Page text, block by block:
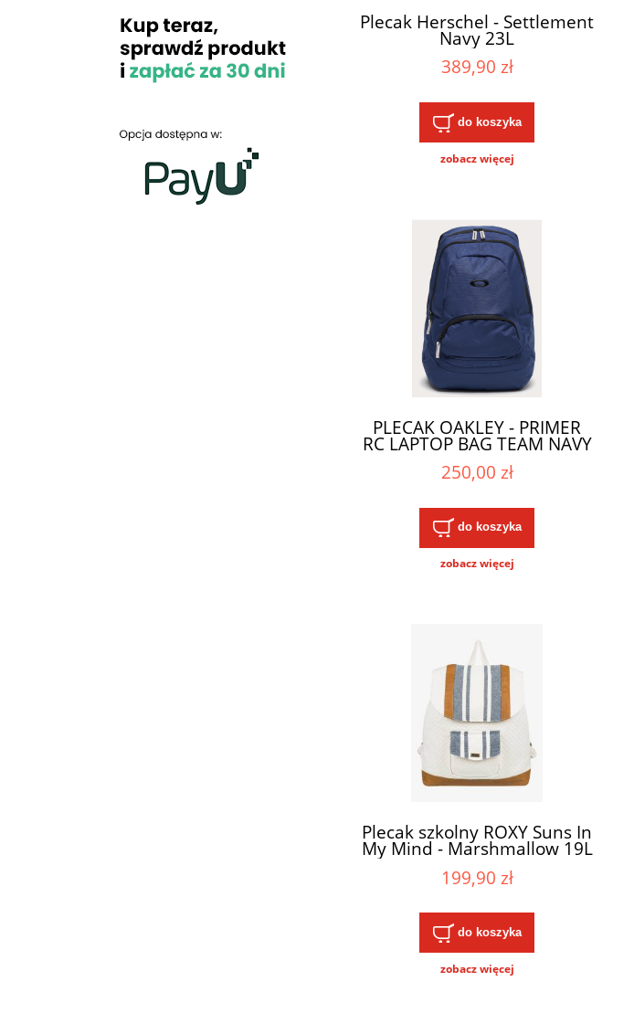
Plecak Herschel - Settlement
Navy 23L
389,90 zł
do koszyka
zobacz więcej
PLECAK OAKLEY - PRIMER
RC LAPTOP BAG TEAM NAVY
2025
250,00 zł
do koszyka
zobacz więcej
Plecak szkolny ROXY Suns In
My Mind - Marshmallow 19L
199,90 zł
do koszyka
zobacz więcej